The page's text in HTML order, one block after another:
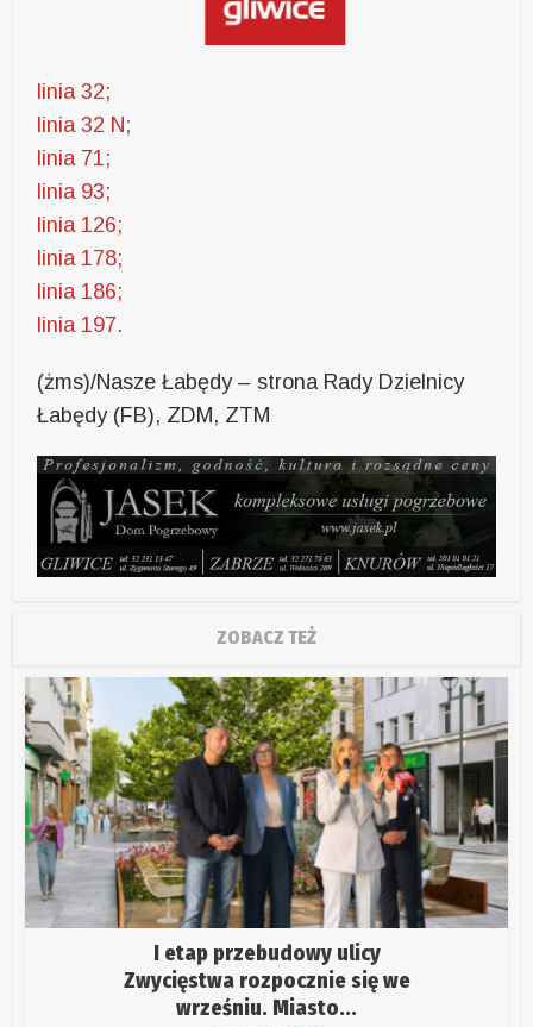
linia 32;
linia 32 N;
linia 71;
linia 93;
linia 126;
linia 178;
linia 186;
linia 197.
(żms)/Nasze Łabędy – strona Rady Dzielnicy
Łabędy (FB), ZDM, ZTM
ZOBACZ TEŻ
I etap przebudowy ulicy
Zwycięstwa rozpocznie się we
wrześniu. Miasto...